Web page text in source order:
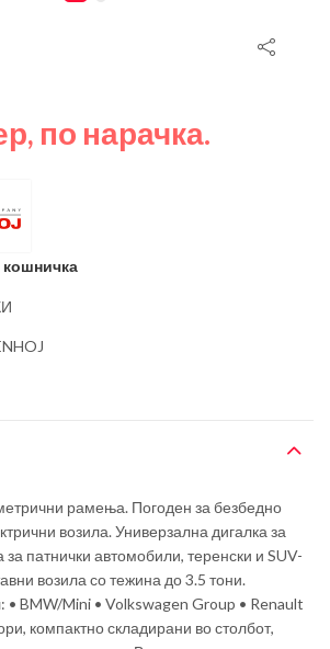
по нарачка.
рамења. Погоден за безбедно
возила. Универзална дигалка за
за патнички автомобили, теренски и SUV-
возила со тежина до 3.5 тони.
BMW/Mini • Volkswagen Group • Renault
компактно складирани во столбот,